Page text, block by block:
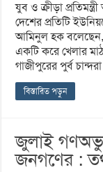
যুব ও ক্রীড়া
দেশের প্রতিটি
আমিনুল হক বলেছেন,
একটি করে খেলার
গাজীপুরের পুর্ব
বিস্তারিত পড়ুন
জুলাই
জনগণের :